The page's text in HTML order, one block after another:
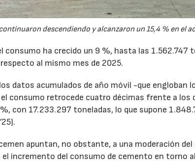
descendiendo y alcanzaron un 15,4 % en el
consumo ha crecido un 9 %, hasta las 1.562.747
al mismo mes de 2025.
datos acumulados de año móvil -que engloban
consumo retrocede cuatro décimas frente a los
con 17.233.297 toneladas, lo que supone
apuntan, no obstante, a una moderación
incremento del consumo de cemento en torno